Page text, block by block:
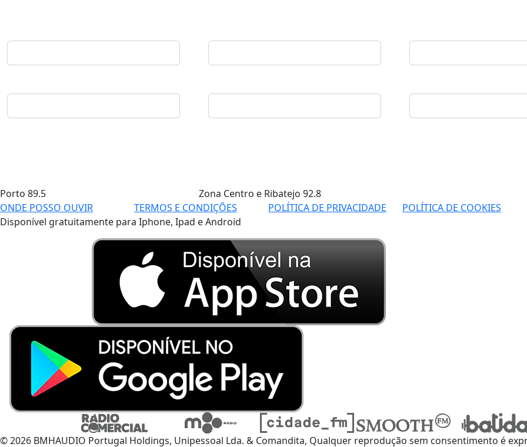
Porto 89.5 Zona Centro e Ribatejo 92.8
ONDE POSSO OUVIR
TERMOS E CONDIÇÕES POLÍTICA DE PRIVACIDADE POLÍTICA DE COOKIES
Disponível gratuitamente para Iphone, Ipad e Android
© 2026 BMHAUDIO Portugal Holdings, Unipessoal Lda. & Comandita, Qualquer reprodução sem consentimento é